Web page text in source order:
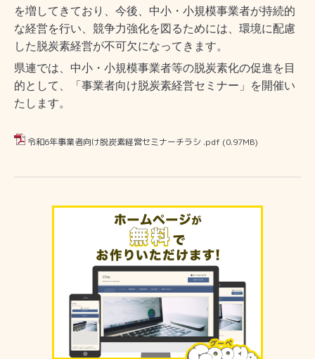
を増してきており、今後、中小・小規模事業者が持続的
な経営を行い 、競争力強化を図るためには、環境に配慮
した脱炭素経営が不可欠になってきます。
県連では、中小・小規模事業者等の脱炭素化の促進を目
的として、「事業者向け脱炭素経営セミナー」を開催い
たします。
令和6年事業者向け脱炭素経営セミナーチラシ .pdf (0.97MB)